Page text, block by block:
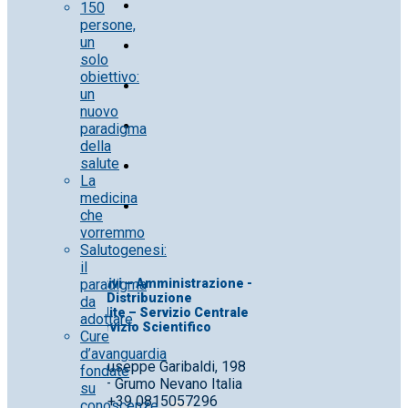
150
persone,
un
solo
obiettivo:
un
nuovo
paradigma
della
salute
La
medicina
che
vorremmo
Salutogenesi:
il
paradigma
da
adottare
Cure
d’avanguardia
fondate
su
Uff. Direttivi – Amministrazione -
Distribuzione
Uff. Vendite – Servizio Centrale
Servizio Scientifico
Corso Giuseppe Garibaldi, 198
80028 – Grumo Nevano Italia
Tel. +39 0815057296